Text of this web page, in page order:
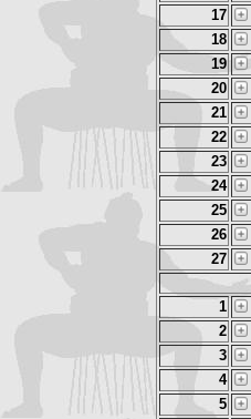
17
18
19
20
21
22
23
24
25
26
27
1
2
3
4
5